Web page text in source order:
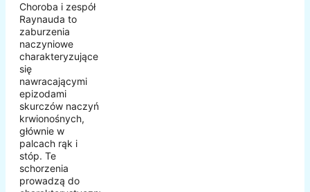
Choroba i zespół
Raynauda to
zaburzenia
naczyniowe
charakteryzujące
się
nawracającymi
epizodami
skurczów naczyń
krwionośnych,
głównie w
palcach rąk i
stóp. Te
schorzenia
prowadzą do